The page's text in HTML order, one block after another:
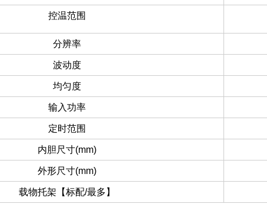
控温范围
分辨率
波动度
均匀度
输入功率
定时范围
内胆尺寸(mm)
外形尺寸(mm)
载物托架【标配/最多】